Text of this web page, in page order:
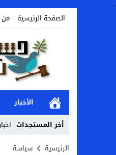
.
الصفحة الرئيسية
الأخبار
أخر المستجدات
الرئيسية سياسة